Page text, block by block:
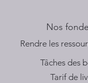
Nos
​Rendre les
Tâches des
Tarif de